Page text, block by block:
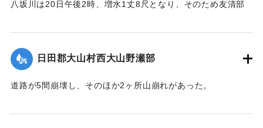
八坂川は20日午後2時、増水1丈8尺となり、そのため友清部
壊して八坂村および杵築町の一部の水田100余町歩はさながら
泥海と化したが、挿秧（田植え）前で被害は軽い見込みであ
る。
【出典：大分新聞 大正12年6月22日 朝刊4面】
日田郡大山村西大山野瀬部
道路が5間崩壊し、そのほか2ヶ所山崩れがあった。